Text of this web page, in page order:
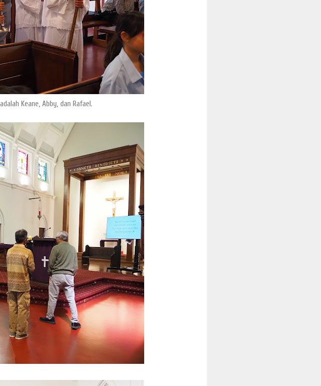
Keane, Abby, dan Rafael.